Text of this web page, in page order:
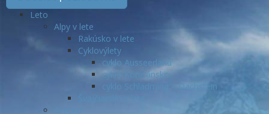
Leto
Alpy v lete
Rakúsko v lete
Cyklovýlety
cyklo Ausseerland
cyklo Korutánsko
cyklo Schladming – Dachstein